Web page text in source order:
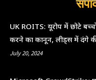
UK ROITS: यूरोप में छोटे
करने का कानून, लीड्स में दंगे
July 20, 2024